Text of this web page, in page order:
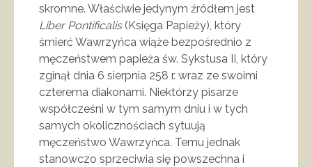
skromne. Właściwie jedynym źródłem jest
Liber Pontificalis(Księga Papieży), który
śmierć Wawrzyńca wiąże bezpośrednio z
męczeństwem papieża św. Sykstusa II, który
zginął dnia 6 sierpnia 258 r. wraz ze swoimi
czterema diakonami. Niektórzy pisarze
współcześni w tym samym dniu i w tych
samych okolicznościach sytuują
męczeństwo Wawrzyńca. Temu jednak
stanowczo sprzeciwia się powszechna i